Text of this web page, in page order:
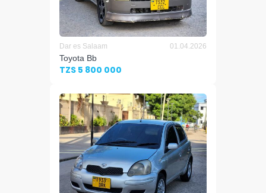
Dar es Salaam 01.04.2026
Toyota Bb
TZS 5 800 000